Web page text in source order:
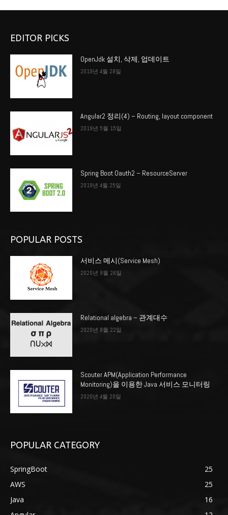
EDITOR PICKS
OpenJdk 설치, 삭제, 업데이트
2019년 4월 28일
Angular2 정리(4) – Routing, layout component
2019년 5월 15일
Spring Boot Oauth2 – ResourceServer
2019년 4월 25일
POPULAR POSTS
서비스 메시(Service Mesh)
2020년 9월 26일
Relational algebra – 관계대수
2020년 8월 22일
Scouter APM(Application Performance
Monitoring)을 이용한 Java 서비스 모니터링
2020년 4월 20일
POPULAR CATEGORY
SpringBoot
25
AWS
25
Java
16